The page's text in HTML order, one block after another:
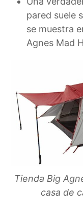
pared suele
se muestra
Agnes Mad
Tienda Big
casa de